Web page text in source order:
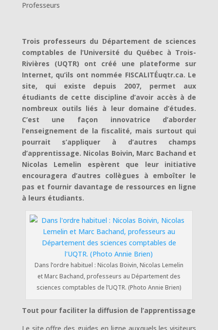
Professeurs
Trois professeurs du Département de sciences
comptables de l’Université du Québec à Trois-
Rivières (UQTR) ont créé une plateforme sur
Internet, qu’ils ont nommée FISCALITÉuqtr.ca. Le
site, qui existe depuis 2007, permet aux
étudiants de cette discipline d’avoir accès à de
nombreux outils liés à leur domaine d’études.
C’est une façon innovatrice d’aborder
l’enseignement de la fiscalité, mais surtout qui
pourrait s’appliquer à d’autres champs
d’apprentissage. Nicolas Boivin, Marc Bachand et
Nicolas Lemelin espèrent que leur initiative
encouragera d’autres collègues à emboîter le
pas et fournir davantage de ressources en ligne
à leurs étudiants.
Dans l’ordre habituel : Nicolas Boivin, Nicolas Lemelin
et Marc Bachand, professeurs au Département des
sciences comptables de l’UQTR. (Photo Annie Brien)
Tout pour faciliter la diffusion de l’apprentissage